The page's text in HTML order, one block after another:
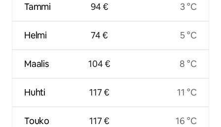
Tammi
Helmi
Maalis
Huhti
Touko
94 €
74 €
104 €
117 €
117 €
3 °C
5 °C
8 °C
11 °C
16 °C